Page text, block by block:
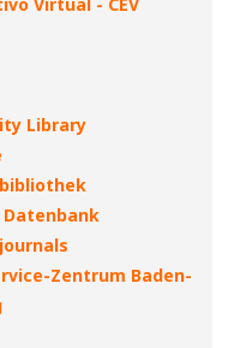
Library
Zentrum Baden-